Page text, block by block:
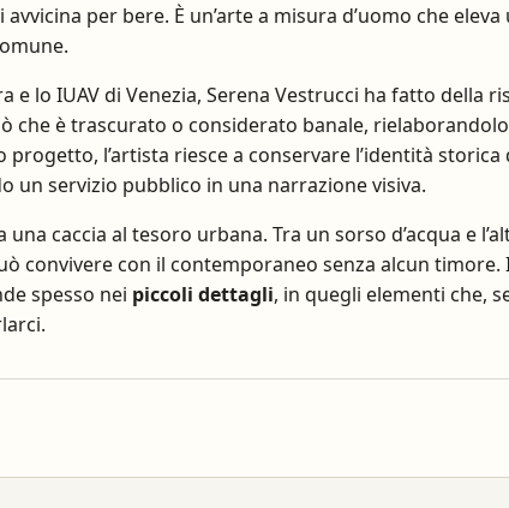
per bere. È un’arte a misura d’uomo che
e lo IUAV di Venezia, Serena Vestrucci ha fatto della
che è trascurato o considerato banale,
l’artista riesce a conservare l’identità
servizio pubblico in una narrazione visiva.
caccia al tesoro urbana. Tra un sorso d’acqua e
convivere con il contemporaneo senza alcun timore.
spesso nei piccoli dettagli, in quegli elementi che,